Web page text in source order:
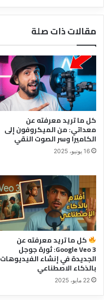
مقالات ذات صلة
كل ما تريد معرفته عن
معداتي: من الميكروفون إلى
الكاميرا وسر الصوت النقي
16 يونيو، 2025
كل ما تريد معرفته عن
Google Veo 3: ثورة جوجل
الجديدة في إنشاء الفيديوهات
بالذكاء الاصطناعي
22 مايو، 2025